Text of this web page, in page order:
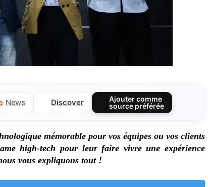
News Discover
Ajouter comme
source préférée
mémorable pour vos équipes ou vos clients
high-tech pour leur faire vivre une expérience
vous expliquons tout !